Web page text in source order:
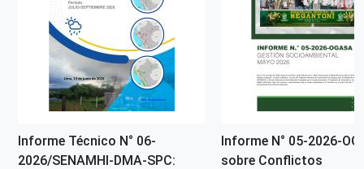
Informe Técnico N° 06-
2026/SENAMHI-DMA-SPC:
Informe N° 05-2026-
sobre Conflictos